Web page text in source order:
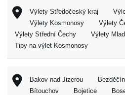
Výlety Středočeský kraj
Výlety Kosmonosy
Výlety
Výlety Střední Čechy
Výlety
Tipy na výlet Kosmonosy
Bakov nad Jizerou Bezděčín
Bítouchov
Bojetice